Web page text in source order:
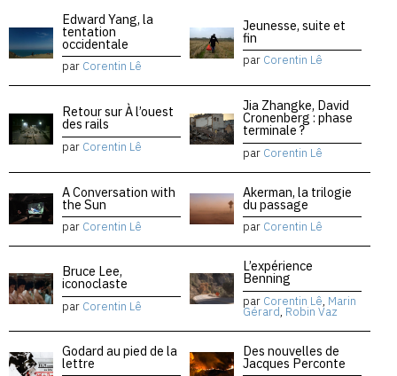
Edward Yang, la
tentation
occidentale
par Corentin Lê
Jeunesse, suite et
fin
par Corentin Lê
Retour sur À l’ouest
des rails
par Corentin Lê
Jia Zhangke, David
Cronenberg : phase
terminale ?
par Corentin Lê
A Conversation with
the Sun
par Corentin Lê
Akerman, la trilogie
du passage
par Corentin Lê
Bruce Lee,
iconoclaste
par Corentin Lê
L’expérience
Benning
par Corentin Lê, Marin
Gérard, Robin Vaz
Godard au pied de la
lettre
Des nouvelles de
Jacques Perconte